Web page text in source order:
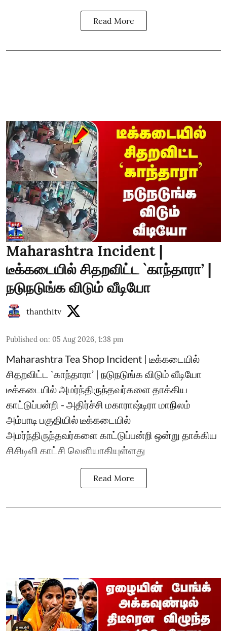
Read More
Maharashtra Incident |
டீக்கடையில் சிதறவிட்ட `காந்தாரா’ |
நடுநடுங்க விடும் வீடியோ
thanthitv
Published on: 05 Aug 2026, 1:38 pm
Maharashtra Tea Shop Incident | டீக்கடையில்
சிதறவிட்ட `காந்தாரா’ | நடுநடுங்க விடும் வீடியோ
டீக்கடையில் அமர்ந்திருந்தவர்களை தாக்கிய
காட்டுப்பன்றி - அதிர்ச்சி மகாராஷ்டிரா மாநிலம்
அம்பாடி பகுதியில் டீக்கடையில்
அமர்ந்திருந்தவர்களை காட்டுப்பன்றி ஒன்று தாக்கிய
சிசிடிவி காட்சி வெளியாகியுள்ளது
Read More